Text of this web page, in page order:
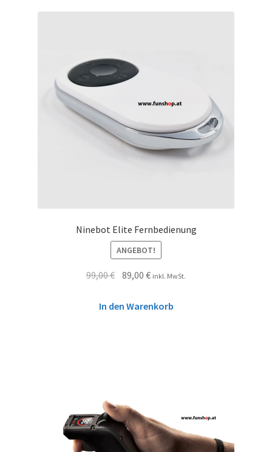
Ninebot Elite Fernbedienung
ANGEBOT!
99,00€ 89,00€ inkl. MwSt.
In den Warenkorb